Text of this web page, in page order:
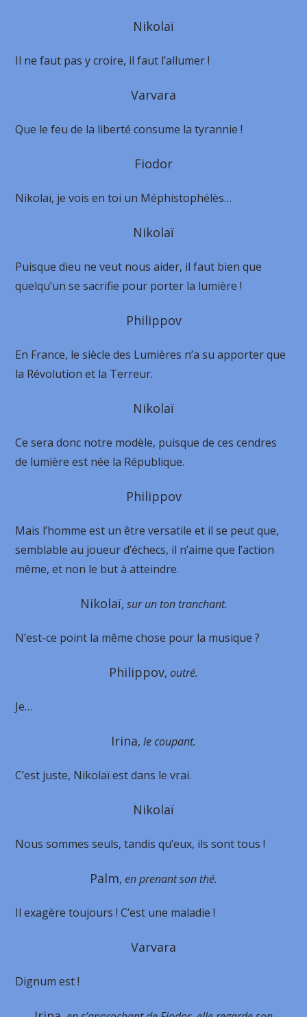
Nikolaï
Il ne faut pas y croire, il faut l’allumer !
Varvara
Que le feu de la liberté consume la tyrannie !
Fiodor
Nikolaï, je vois en toi un Méphistophélès…
Nikolaï
Puisque dieu ne veut nous aider, il faut bien que
quelqu’un se sacrifie pour porter la lumière !
Philippov
En France, le siècle des Lumières n’a su apporter que
la Révolution et la Terreur.
Nikolaï
Ce sera donc notre modèle, puisque de ces cendres
de lumière est née la République.
Philippov
Mais l’homme est un être versatile et il se peut que,
semblable au joueur d’échecs, il n’aime que l’action
même, et non le but à atteindre.
Nikolaï, sur un ton tranchant.
N’est-ce point la même chose pour la musique ?
Philippov, outré.
Je…
Irina, le coupant.
C’est juste, Nikolaï est dans le vrai.
Nikolaï
Nous sommes seuls, tandis qu’eux, ils sont tous !
Palm, en prenant son thé.
Il exagère toujours ! C’est une maladie !
Varvara
Dignum est !